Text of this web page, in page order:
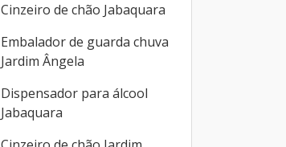
Cinzeiro de chão Jabaquara
Embalador de guarda chuva
Jardim Ângela
Dispensador para álcool
Jabaquara